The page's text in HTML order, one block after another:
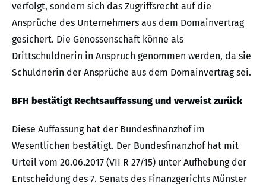
verfolgt, sondern sich das Zugriffsrecht auf die
Ansprüche des Unternehmers aus dem Domainvertrag
gesichert. Die Genossenschaft könne als
Drittschuldnerin in Anspruch genommen werden, da sie
Schuldnerin der Ansprüche aus dem Domainvertrag sei.
BFH bestätigt Rechtsauffassung und verweist zurück
Diese Auffassung hat der Bundesfinanzhof im
Wesentlichen bestätigt. Der Bundesfinanzhof hat mit
Urteil vom 20.06.2017 (VII R 27/15) unter Aufhebung der
Entscheidung des 7. Senats des Finanzgerichts Münster